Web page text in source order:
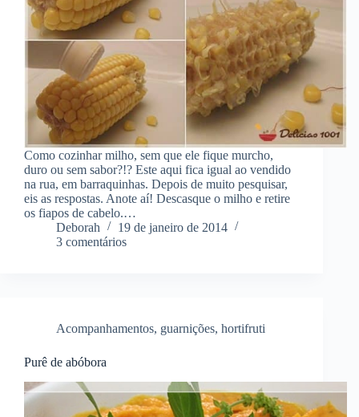
Como cozinhar milho, sem que ele fique murcho,
duro ou sem sabor?!? Este aqui fica igual ao vendido
na rua, em barraquinhas. Depois de muito pesquisar,
eis as respostas. Anote aí! Descasque o milho e retire
os fiapos de cabelo.…
Deborah
19 de janeiro de 2014
3 comentários
Acompanhamentos, guarnições, hortifruti
Purê de abóbora